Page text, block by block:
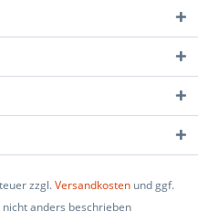
zzgl.Versandkosten und ggf.
anders beschrieben